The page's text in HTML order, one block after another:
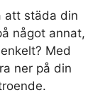
att städa din
något annat,
Med
ner på din